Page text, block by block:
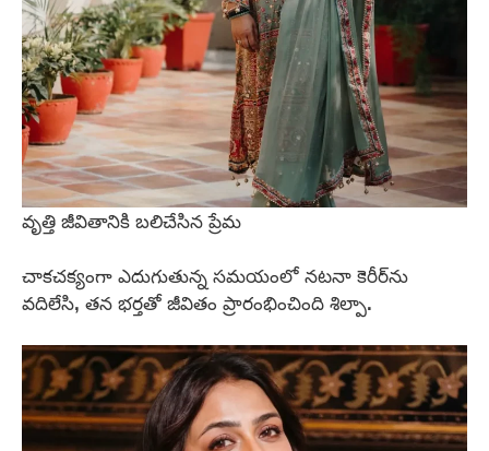
వృత్తి జీవితానికి బలిచేసిన ప్రేమ
చాకచక్యంగా ఎదుగుతున్న సమయంలో నటనా కెరీర్‌ను
వదిలేసి, తన భర్తతో జీవితం ప్రారంభించింది శిల్పా.